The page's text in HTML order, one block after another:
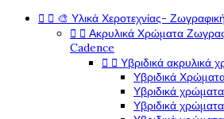
  🎨 Υλικά Χεροτεχνίας-
  Ακρυλικά Χρώματα
Cadence
  Υβριδικά ακρυλικά
Υβριδικά
Υβριδικά
Υβριδικά